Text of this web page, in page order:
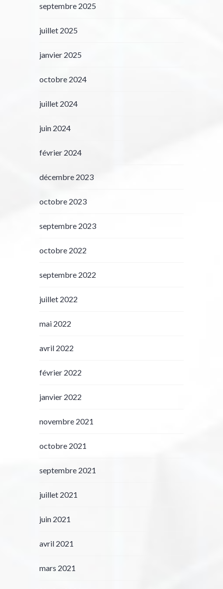
septembre 2025
juillet 2025
janvier 2025
octobre 2024
juillet 2024
juin 2024
février 2024
décembre 2023
octobre 2023
septembre 2023
octobre 2022
septembre 2022
juillet 2022
mai 2022
avril 2022
février 2022
janvier 2022
novembre 2021
octobre 2021
septembre 2021
juillet 2021
juin 2021
avril 2021
mars 2021